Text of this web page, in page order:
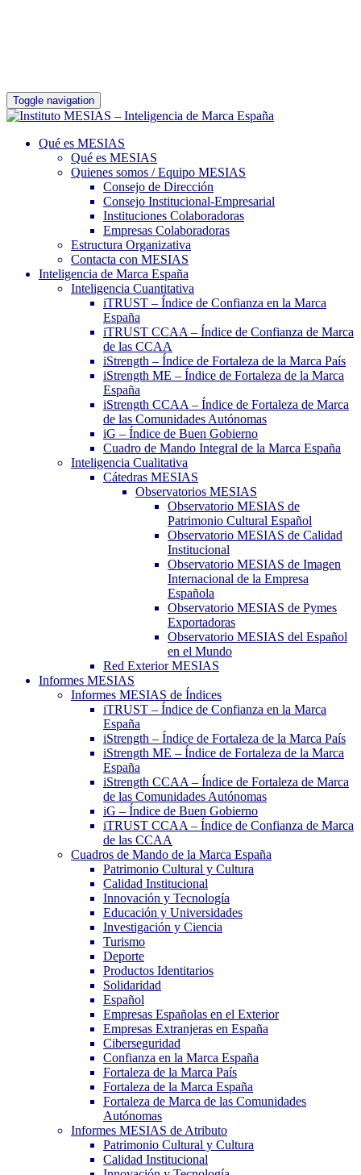
Toggle navigation
Qué es MESIAS
Qué es MESIAS
Quienes somos / Equipo MESIAS
Consejo de Dirección
Consejo Institucional-Empresarial
Instituciones Colaboradoras
Empresas Colaboradoras
Estructura Organizativa
Contacta con MESIAS
Inteligencia de Marca España
Inteligencia Cuantitativa
iTRUST – Índice de Confianza en la Marca
España
iTRUST CCAA – Índice de Confianza de Marca
de las CCAA
iStrength – Índice de Fortaleza de la Marca País
iStrength ME – Índice de Fortaleza de la Marca
España
iStrength CCAA – Índice de Fortaleza de Marca
de las Comunidades Autónomas
iG – Índice de Buen Gobierno
Cuadro de Mando Integral de la Marca España
Inteligencia Cualitativa
Cátedras MESIAS
Observatorios MESIAS
Observatorio MESIAS de
Patrimonio Cultural Español
Observatorio MESIAS de Calidad
Institucional
Observatorio MESIAS de Imagen
Internacional de la Empresa
Española
Observatorio MESIAS de Pymes
Exportadoras
Observatorio MESIAS del Español
en el Mundo
Red Exterior MESIAS
Informes MESIAS
Informes MESIAS de Índices
iTRUST – Índice de Confianza en la Marca
España
iStrength – Índice de Fortaleza de la Marca País
iStrength ME – Índice de Fortaleza de la Marca
España
iStrength CCAA – Índice de Fortaleza de Marca
de las Comunidades Autónomas
iG – Índice de Buen Gobierno
iTRUST CCAA – Índice de Confianza de Marca
de las CCAA
Cuadros de Mando de la Marca España
Patrimonio Cultural y Cultura
Calidad Institucional
Innovación y Tecnología
Educación y Universidades
Investigación y Ciencia
Turismo
Deporte
Productos Identitarios
Solidaridad
Español
Empresas Españolas en el Exterior
Empresas Extranjeras en España
Ciberseguridad
Confianza en la Marca España
Fortaleza de la Marca País
Fortaleza de la Marca España
Fortaleza de Marca de las Comunidades
Autónomas
Informes MESIAS de Atributo
Patrimonio Cultural y Cultura
Calidad Institucional